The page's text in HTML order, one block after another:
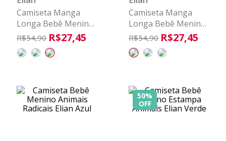
Camiseta Manga
Longa Bebê Menino
Bichos Elian Marrom
R$54,90 R$27,45
Camiseta Manga
Longa Bebê Menino
Bichos Elian Verde
R$54,90 R$27,45
50%
OFF